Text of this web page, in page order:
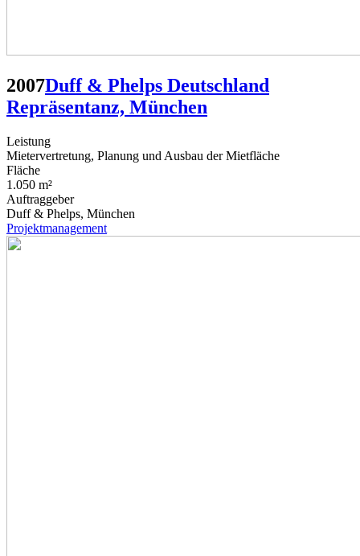
2007Duff & Phelps Deutschland
Repräsentanz, München
Leistung
Mietervertretung, Planung und Ausbau der Mietfläche
Fläche
1.050 m²
Auftraggeber
Duff & Phelps, München
Projektmanagement